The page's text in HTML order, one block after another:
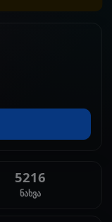
5216
ნახვა